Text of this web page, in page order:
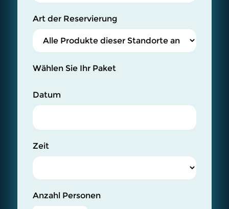
Art der Reservierung
Wählen Sie Ihr Paket
Datum
Zeit
Anzahl Personen